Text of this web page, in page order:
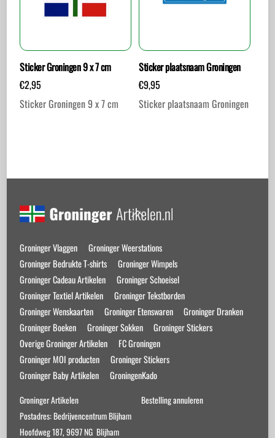
Sticker Groningen 9 x 7 cm
€2,95
Sticker Groningen 9 x 7 cm
Sticker plaatsnaam Groningen
€9,95
Sticker plaatsnaam Groningen
Back
Top
Groninger Vlaggen
Groninger Weerstations
Groninger Bedrukte T-shirts
Groninger Wimpels
Groninger Cadeau Artikelen
Groninger Schoeisel
Groninger Textiel Artikelen
Groninger Tekstborden
Groninger Wenskaarten
Groninger Etenswaren
Groninger Dranken
Groninger Boeken
Groninger Sokken
Groninger Stickers
Overige Groninger Artikelen
FC Groningen
Groninger MOI producten
Groninger Stickers
Groninger Baby Artikelen
GroningenKado
Groninger Artikelen
Postadres: Bedrijvencentrum Blijham
Hoofdweg 187, 9697 NG Blijham
Bestelling annuleren